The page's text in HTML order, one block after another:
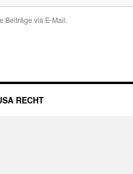
Beiträge via E-Mail.
RECHT